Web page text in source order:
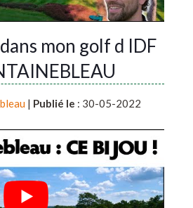
mon golf d IDF
| Publié le : 30-05-2022